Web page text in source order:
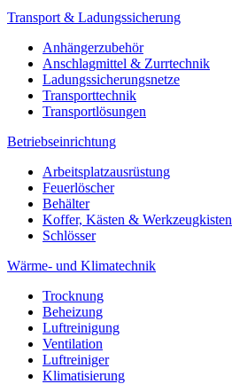
Transport & Ladungssicherung
Anhängerzubehör
Anschlagmittel & Zurrtechnik
Ladungssicherungsnetze
Transporttechnik
Transportlösungen
Betriebseinrichtung
Arbeitsplatzausrüstung
Feuerlöscher
Behälter
Koffer, Kästen & Werkzeugkisten
Schlösser
Wärme- und Klimatechnik
Trocknung
Beheizung
Luftreinigung
Ventilation
Luftreiniger
Klimatisierung